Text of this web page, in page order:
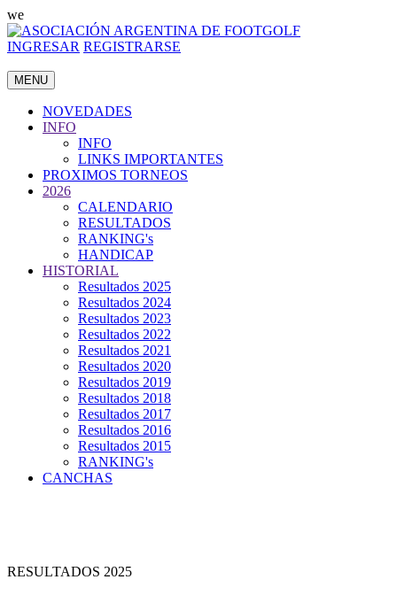
we
INGRESAR REGISTRARSE
MENU
NOVEDADES
INFO
INFO
LINKS IMPORTANTES
PROXIMOS TORNEOS
2026
CALENDARIO
RESULTADOS
RANKING's
HANDICAP
HISTORIAL
Resultados 2025
Resultados 2024
Resultados 2023
Resultados 2022
Resultados 2021
Resultados 2020
Resultados 2019
Resultados 2018
Resultados 2017
Resultados 2016
Resultados 2015
RANKING's
CANCHAS
RESULTADOS 2025